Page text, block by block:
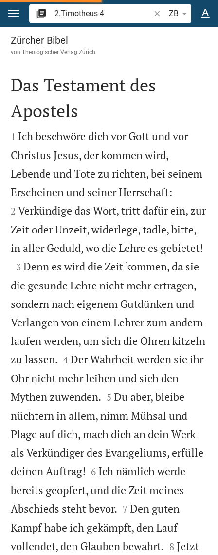
Zum Inhalt springen
Bibelstelle oder
ZB
2.Timotheus 4
Zürcher Bibel
vonTheologischer Verlag Zürich

Das Testament des
Apostels

1 Ich beschwöre dich vor Gott und vor
Christus Jesus, der kommen wird,
Lebende und Tote zu richten, bei seinem
Erscheinen und seiner Herrschaft:
2 Verkündige das Wort, tritt dafür ein, zur
Zeit oder Unzeit, widerlege, tadle, bitte,
in aller Geduld, wo die Lehre es gebietet!

3 Denn es wird die Zeit kommen, da sie
die gesunde Lehre nicht mehr ertragen,
sondern nach eigenem Gutdünken und
Verlangen von einem Lehrer zum andern
laufen werden, um sich die Ohren kitzeln
zu lassen. 

4 Der Wahrheit werden sie ihr
Ohr nicht mehr leihen und sich den
Mythen zuwenden. 

5 Du aber, bleibe
nüchtern in allem, nimm Mühsal und
Plage auf dich, mach dich an dein Werk
als Verkündiger des Evangeliums, erfülle
deinen Auftrag! 

6 Ich nämlich werde
bereits geopfert, und die Zeit meines
Abschieds steht bevor. 

7 Den guten
Kampf habe ich gekämpft, den Lauf
vollendet, den Glauben bewahrt. 

8 Jetzt